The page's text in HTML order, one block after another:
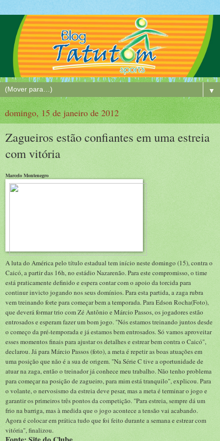
▼
domingo, 15 de janeiro de 2012
Zagueiros estão confiantes em uma estreia
com vitória
Marcelo Montenegro
A luta do América pelo título estadual tem início neste domingo (15), contra o
Caicó, a partir das 16h, no estádio Nazarenão. Para este compromisso, o time
está praticamente definido e espera contar com o apoio da torcida para
continur invicto jogando nos seus domínios. Para esta partida, a zaga rubra
vem treinando forte para começar bem a temporada. Para Edson Rocha(Foto),
que deverá formar trio com Zé Antônio e Márcio Passos, os jogadores estão
entrosados e esperam fazer um bom jogo. "Nós estamos treinando juntos desde
o começo da pré-temporada e já estamos bem entrosados. Só vamos aproveitar
esses momentos finais para ajustar os detalhes e estrear bem contra o Caicó",
declarou. Já para Márcio Passos (foto), a meta é repetir as boas atuações em
uma posição que não é a sua de origem. "Na Série C tive a oportunidade de
atuar na zaga, então o treinador já conhece meu trabalho. Não tenho problema
para começar na posição de zagueiro, para mim está tranquilo", explicou. Para
o volante, o nervosismo da estreia deve pesar, mas a meta é terminar o jogo e
garantir os primeiros três pontos da competição. "Para estreia, sempre dá um
frio na barriga, mas à medida que o jogo acontece a tensão vai acabando.
Agora é colocar em prática tudo que foi feito durante a semana e estrear com
vitória", finalizou.